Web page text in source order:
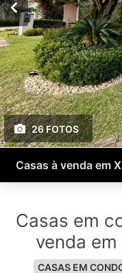
26 FOTOS
Casas à venda em
Casas em
venda
CASAS EM